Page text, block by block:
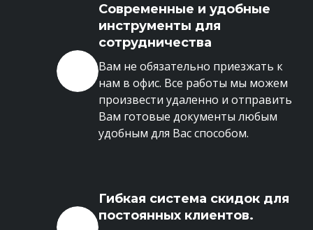
Современные и удобные
инструменты для
сотрудничества
Вам не обязательно приезжать к
нам в офис. Все работы мы можем
произвести удаленно и отправить
Вам готовые документы любым
удобным для Вас способом.
Гибкая система скидок для
постоянных клиентов.